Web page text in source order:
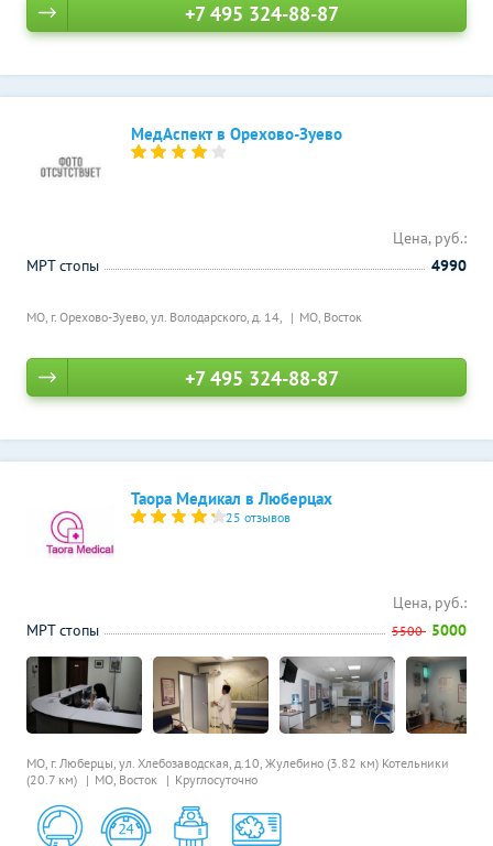
+7 495 324-88-87
МедАспект в Орехово-Зуево
МО, г. Орехово-Зуево, ул. Володарского, д. 14, МО, Восток
Цена, руб.:
МРТ стопы
4990
+7 495 324-88-87
Таора Медикал в Люберцах
25 отзывов
МО, г. Люберцы, ул. Хлебозаводская, д.10, Жулебино (3.82 км) Котельники
(20.7 км)
МО, Восток Круглосуточно
Цена, руб.:
МРТ стопы
5500 5000